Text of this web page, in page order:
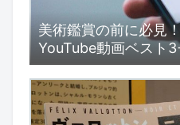
美術鑑賞の前に必見
YouTube動画ベスト